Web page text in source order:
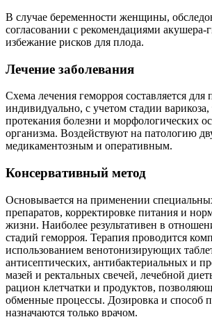
В случае беременности женщины,
согласовании с рекомендациями акушера-
избежание рисков для плода.
Лечение заболевания
Схема лечения геморроя составляется для
индивидуально, с учетом стадии варикоза,
протекания болезни и морфологических
организма. Воздействуют на патологию
медикаментозным и оперативным.
Консервативный метод
Основывается на применении
препаратов, корректировке питания и
жизни. Наиболее результативен в
стадий геморроя. Терапия проводится
использованием венотонизирующих
антисептических, антибактериальных и
мазей и ректальных свечей, лечебной
рацион клетчатки и продуктов,
обменные процессы. Дозировка и способ
назначаются только врачом.